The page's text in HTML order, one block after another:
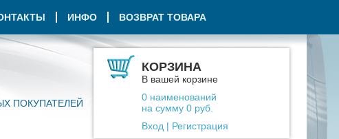
КОРЗИНА
В вашей корзине
0 наименований
на сумму 0 руб.
Вход | Регистрация
ИНФО ВОЗВРАТ ТОВАРА
ПОКУПАТЕЛЕЙ